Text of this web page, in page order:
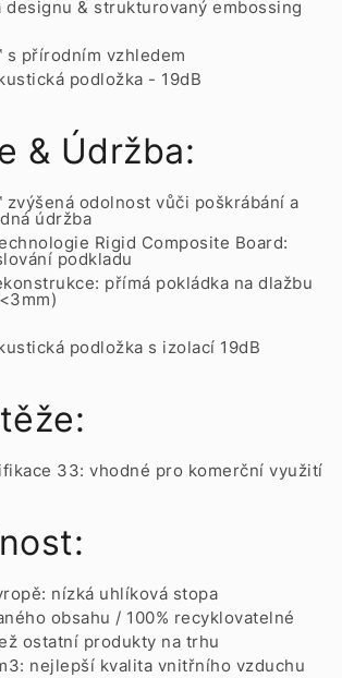
designu & strukturovaný embossing
s přírodním vzhledem
podložka - 19dB
& Údržba:
zvýšená odolnost vůči poškrábání a
údržba
Rigid Composite Board:
podkladu
přímá pokládka na dlažbu
podložka s izolací 19dB
33: vhodné pro komerční využití
nízká uhlíková stopa
obsahu / 100% recyklovatelné
ostatní produkty na trhu
nejlepší kvalita vnitřního vzduchu